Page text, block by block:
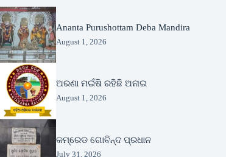
Ananta Purushottam Deba Mandira
August 1, 2026
ଅରଣା ମଇଁଷି ରହିଛି ଅନାଇ
August 1, 2026
କମ୍ରେଡ ଗୋବିନ୍ଦ ପ୍ରଧାନ
July 31, 2026